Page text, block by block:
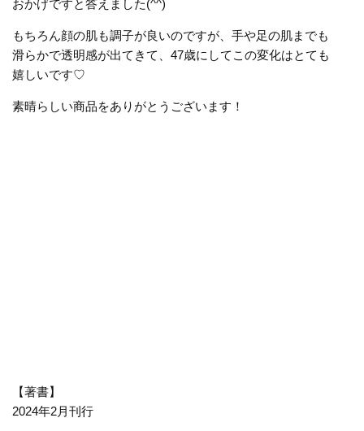
おかげですと答えました(^^)
もちろん顔の肌も調子が良いのですが、手や足の肌までも
滑らかで透明感が出てきて、47歳にしてこの変化はとても
嬉しいです♡
素晴らしい商品をありがとうございます！
【著書】
2024年2月刊行